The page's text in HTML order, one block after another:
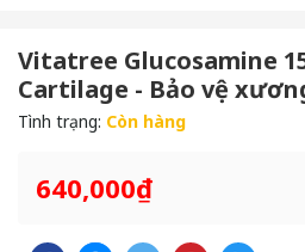
Vitatree Glucosamine
Cartilage - Bảo vệ
Tình trạng: Còn hàng
640,000₫